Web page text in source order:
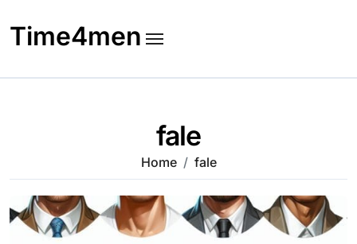
to
content
Time4men
fale
Home fale